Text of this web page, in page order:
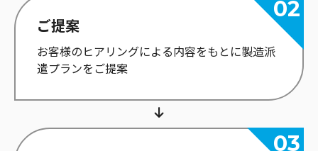
ご提案
お客様のヒアリングによる内容をもとに製造派
遣プランをご提案